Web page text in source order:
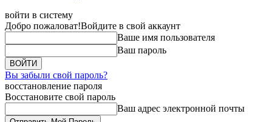
войти в систему
Добро пожаловат!Войдите в свой аккаунт
Ваше имя пользователя
Ваш пароль
Вы забыли свой пароль?
восстановление пароля
Восстановите свой пароль
Ваш адрес электронной почты